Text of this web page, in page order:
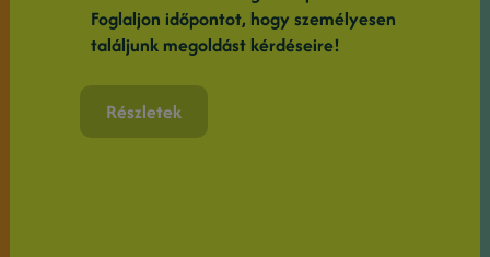
Foglaljon időpontot, hogy személyesen
találjunk megoldást kérdéseire!
Részletek